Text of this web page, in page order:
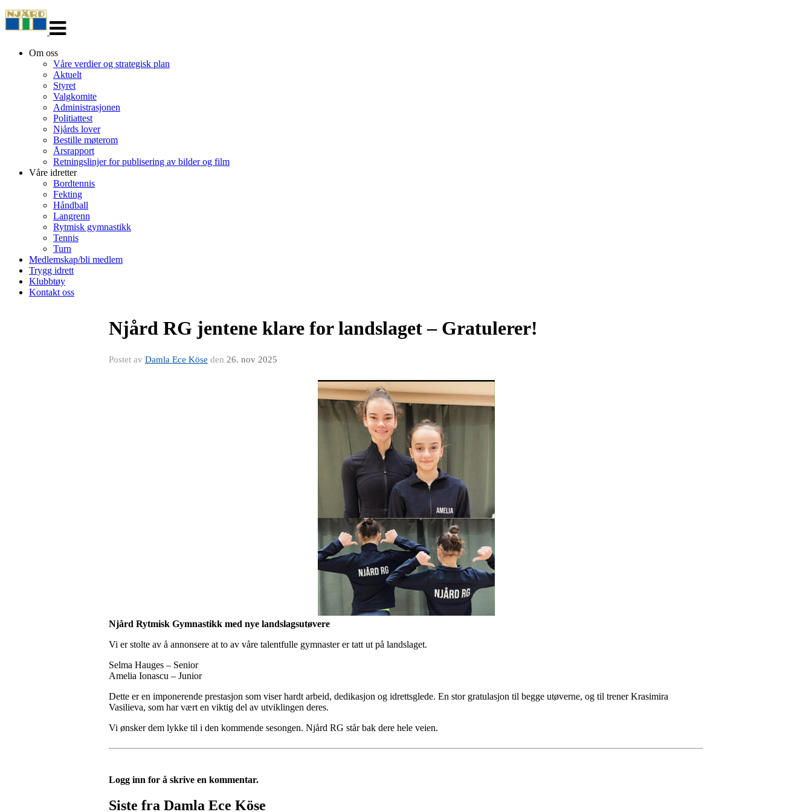
navigasjon
Om oss
Våre verdier og strategisk plan
Aktuelt
Styret
Valgkomite
Administrasjonen
Politiattest
Njårds lover
Bestille møterom
Årsrapport
Retningslinjer for publisering av bilder og film
Våre idretter
Bordtennis
Fekting
Håndball
Langrenn
Rytmisk gymnastikk
Tennis
Turn
Medlemskap/bli medlem
Trygg idrett
Klubbtøy
Kontakt oss
Njård RG jentene klare for landslaget – Gratulerer!
Postet av Damla Ece Köse den 26. nov 2025
Njård Rytmisk Gymnastikk med nye landslagsutøvere
Vi er stolte av å annonsere at to av våre talentfulle gymnaster er tatt ut på landslaget.
Selma Hauges – Senior
Amelia Ionascu – Junior
Dette er en imponerende prestasjon som viser hardt arbeid, dedikasjon og idrettsglede. En stor gratulasjon til begge utøverne, og til trener Krasimira
Vasilieva, som har vært en viktig del av utviklingen deres.
Vi ønsker dem lykke til i den kommende sesongen. Njård RG står bak dere hele veien.
Logg inn for å skrive en kommentar.
Siste fra Damla Ece Köse